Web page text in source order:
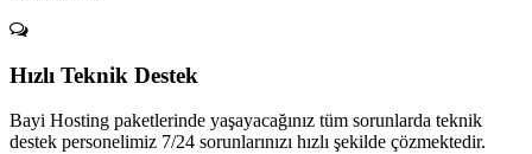
Hızlı Teknik Destek
Bayi Hosting paketlerinde yaşayacağınız tüm sorunlarda teknik
destek personelimiz 7/24 sorunlarınızı hızlı şekilde çözmektedir.